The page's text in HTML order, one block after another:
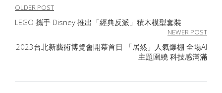
文
章
導
OLDER POST
LEGO 攜手 Disney 推出「經典反派」積木模型套裝
NEWER POST
2023台北新藝術博覽會開幕首日 「居然」人氣爆棚 全場AI
主題圍繞 科技感滿滿